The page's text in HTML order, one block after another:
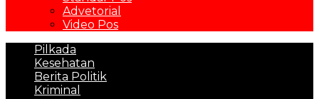
Advetorial
Video Pos
Pilkada
Kesehatan
Berita Politik
Kriminal